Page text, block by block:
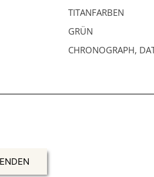
TITANFARBEN
GRÜN
CHRONOGRAPH,